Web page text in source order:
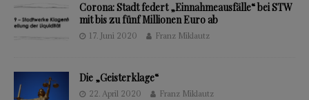
Corona: Stadt federt „Einnahmeausfälle“ bei STW
mit bis zu fünf Millionen Euro ab
17. Juni 2020 Franz Miklautz
Die „Geisterklage“
22. April 2020 Franz Miklautz